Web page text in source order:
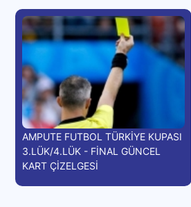
AMPUTE FUTBOL TÜRKİYE KUPASI
3.LÜK/4.LÜK - FİNAL GÜNCEL
KART ÇİZELGESİ